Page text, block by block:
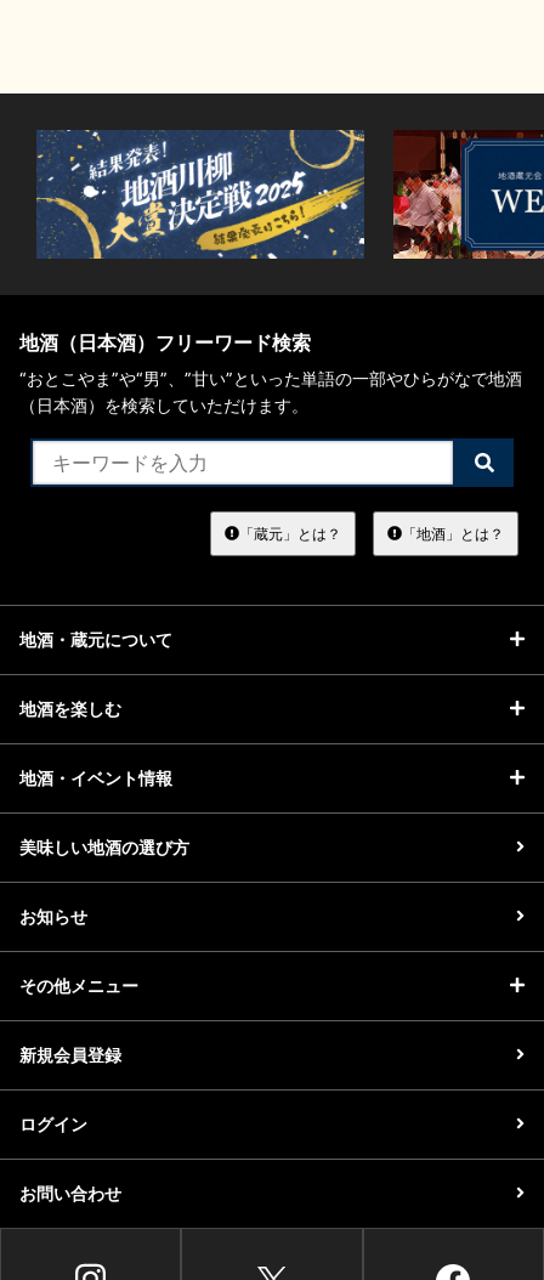
地酒（日本酒）フリーワード検索
“おとこやま”や“男”、”甘い”といった単語の一部やひらがなで地酒
（日本酒）を検索していただけます。
検
索
る
「蔵元」とは？ 「地酒」とは？
地酒・蔵元について
地酒を楽しむ
地酒・イベント情報
美味しい地酒の選び方
お知らせ
その他メニュー
新規会員登録
ログイン
お問い合わせ